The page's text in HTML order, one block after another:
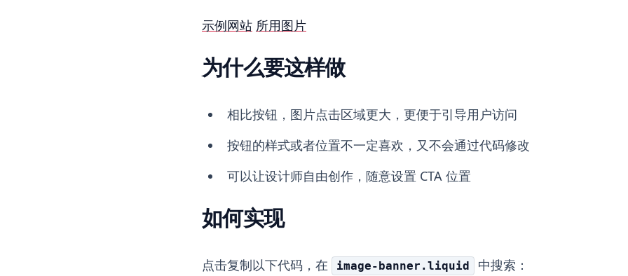
示例网站 所用图片
为什么要这样做
相比按钮，图片点击区域更大，更便于引导用户访问
按钮的样式或者位置不一定喜欢，又不会通过代码修改
可以让设计师自由创作，随意设置 CTA 位置
如何实现
点击复制以下代码，在 image-banner.liquid 中搜索：